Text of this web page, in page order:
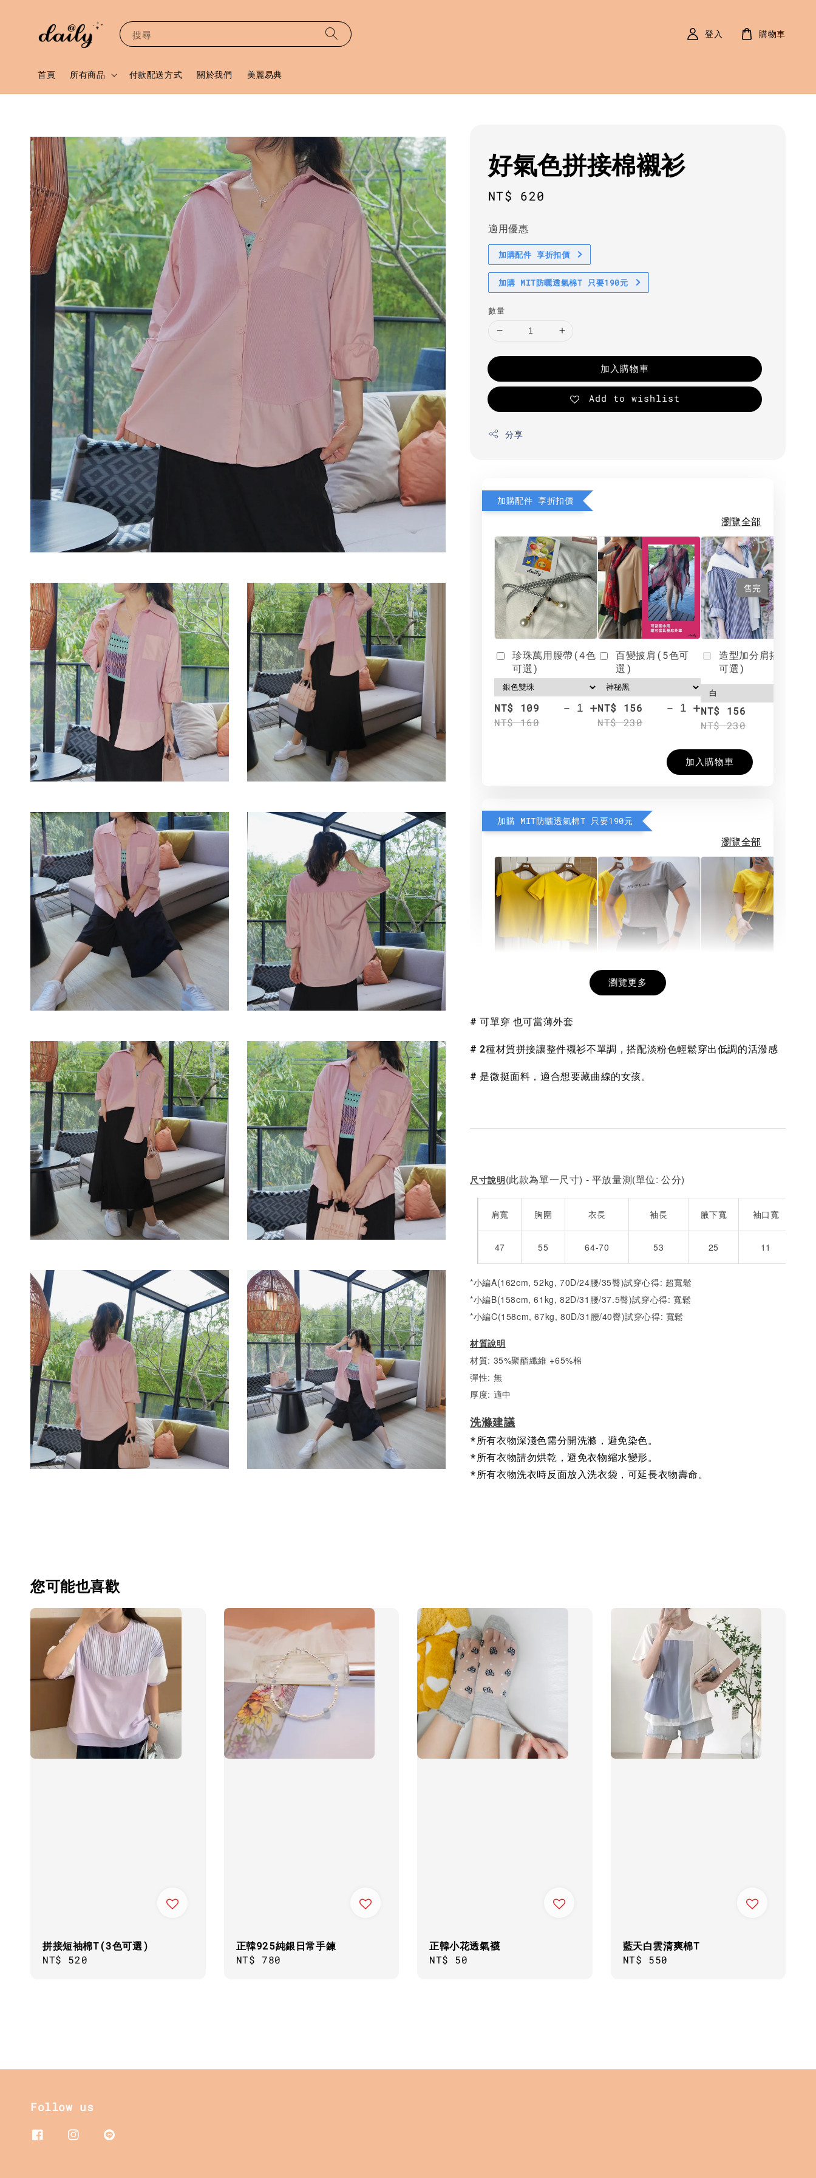
搜尋
首頁 所有商品 付款配送方式 關於我們 美麗易典
登入 購物車
好氣色拼接棉襯衫
Regular
NT$ 620
適用優惠
加購配件 享折扣價
加購 MIT防曬透氣棉T 只要190元
數量
加入購物車
Add to wishlist
分享
加購配件 享折扣價
瀏覽全部
珍珠萬用腰帶(4色
可選)
NT$ 109
NT$ 160
- +
百變披肩(5色可
選)
NT$ 156
NT$ 230
- +
售完
造型加分肩搭(4色
可選)
NT$ 156
NT$ 230
加入購物車
加購 MIT防曬透氣棉T 只要190元
瀏覽全部
NT$ 190
NT$ 450
-
希望相隨雙面T
NT$ 450
NT$ 450
瀏覽更多
# 可單穿 也可當薄外套
# 2種材質拼接讓整件襯衫不單調，搭配淡粉色輕鬆穿出低調的活潑感
# 是微挺面料，適合想要藏曲線的女孩。
尺寸說明(此款為單一尺寸) - 平放量測(單位: 公分)
肩寬 胸圍 衣長 袖長 腋下寬 袖口寬
47 55 64-70 53 25 11
*小編A(162cm, 52kg, 70D/24腰/35臀)試穿心得: 超寬鬆
*小編B(158cm, 61kg, 82D/31腰/37.5臀)試穿心得: 寬鬆
*小編C(158cm, 67kg, 80D/31腰/40臀)試穿心得: 寬鬆
材質說明
材質: 35%聚酯纖維 +65%棉
彈性: 無
厚度: 適中
洗滌建議
*所有衣物深淺色需分開洗滌，避免染色。
*所有衣物請勿烘乾，避免衣物縮水變形。
*所有衣物洗衣時反面放入洗衣袋，可延長衣物壽命。
您可能也喜歡
拼接短袖棉T(3色可選)
Regular
NT$ 520
正韓925純銀日常手鍊
Regular
NT$ 780
正韓小花透氣襪
Regular
NT$ 50
藍天白雲清爽棉T
Regular
NT$ 550
Follow us